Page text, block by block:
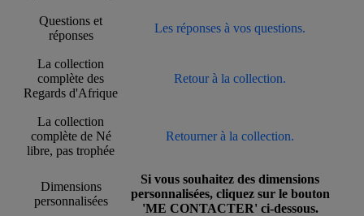
Questions et
réponses
Les réponses à vos questions.
La collection
complète des
Regards d'Afrique
Retour à la collection.
La collection
complète de Né
libre, pas trophée
Retourner à la collection.
Dimensions
personnalisées
Si vous souhaitez des dimensions
personnalisées, cliquez sur le bouton
'ME CONTACTER' ci-dessous.